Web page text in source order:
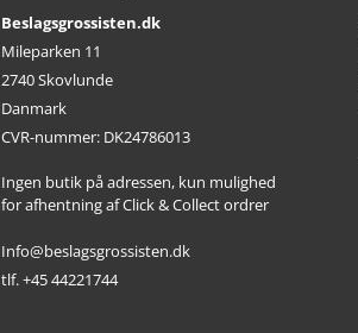
Beslagsgrossisten.dk
Mileparken 11
2740 Skovlunde
Danmark
CVR-nummer: DK24786013
Ingen butik på adressen, kun mulighed
for afhentning af Click & Collect ordrer
Info@beslagsgrossisten.dk
tlf. +45 44221744